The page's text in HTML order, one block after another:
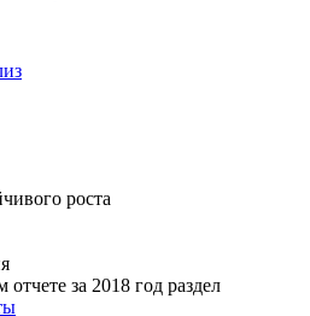
роста
за 2018 год раздел